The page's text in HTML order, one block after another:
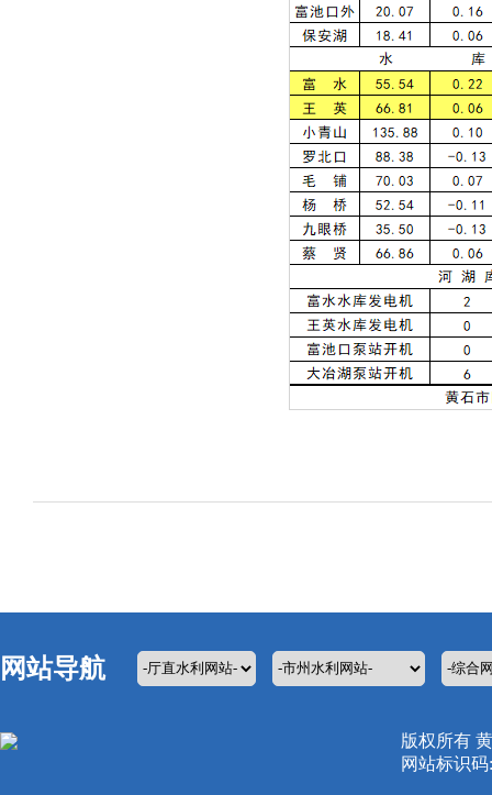
网站导航
版权所有
网站标识码